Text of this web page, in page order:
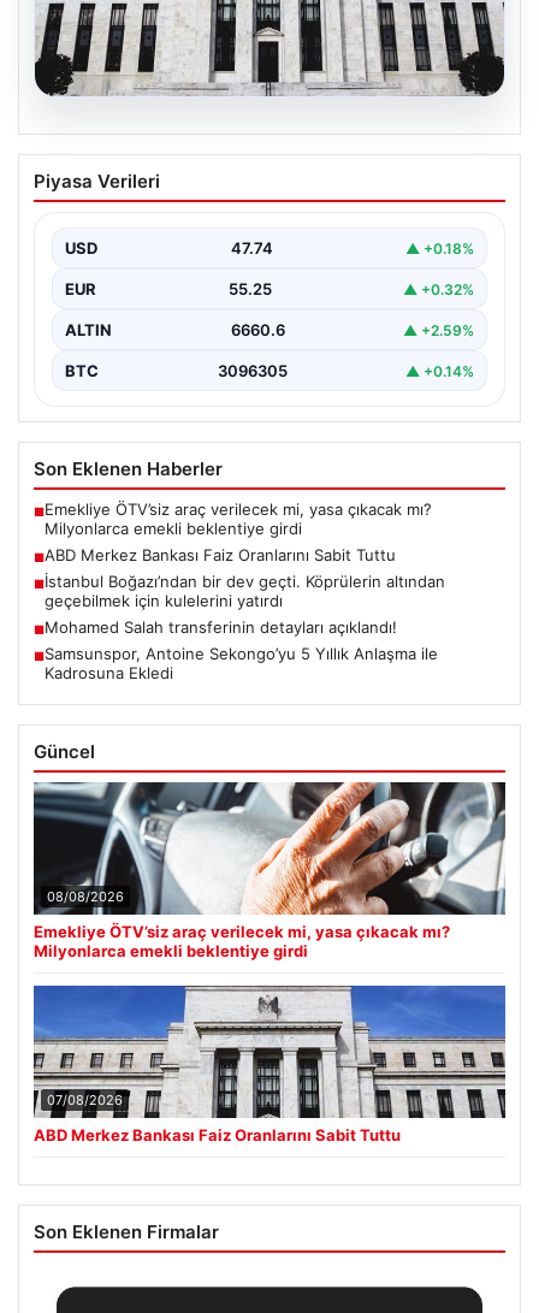
07.08.2026
ABD Merkez Bankası Faiz Oranlarını
Sabit Tuttu
uyumlu olarak politika faiz oranını değiştirmeyerek
yüzde…
Piyasa Verileri
USD 47.74 ▲ +0.18%
EUR 55.25 ▲ +0.32%
ALTIN 6660.6 ▲ +2.59%
BTC 3096305 ▲ +0.14%
Son Eklenen Haberler
■Emekliye ÖTV’siz araç verilecek mi, yasa çıkacak mı?
Milyonlarca emekli beklentiye girdi
■ABD Merkez Bankası Faiz Oranlarını Sabit Tuttu
■İstanbul Boğazı’ndan bir dev geçti. Köprülerin altından
geçebilmek için kulelerini yatırdı
■Mohamed Salah transferinin detayları açıklandı!
■Samsunspor, Antoine Sekongo’yu 5 Yıllık Anlaşma ile
Kadrosuna Ekledi
Güncel
08/08/2026
Emekliye ÖTV’siz araç verilecek mi, yasa çıkacak mı?
Milyonlarca emekli beklentiye girdi
07/08/2026
ABD Merkez Bankası Faiz Oranlarını Sabit Tuttu
Son Eklenen Firmalar